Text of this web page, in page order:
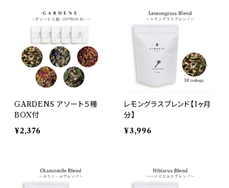
GARDENS アソート５種
BOX付
¥2,376
レモングラスブレンド【1ヶ月
分】
¥3,996